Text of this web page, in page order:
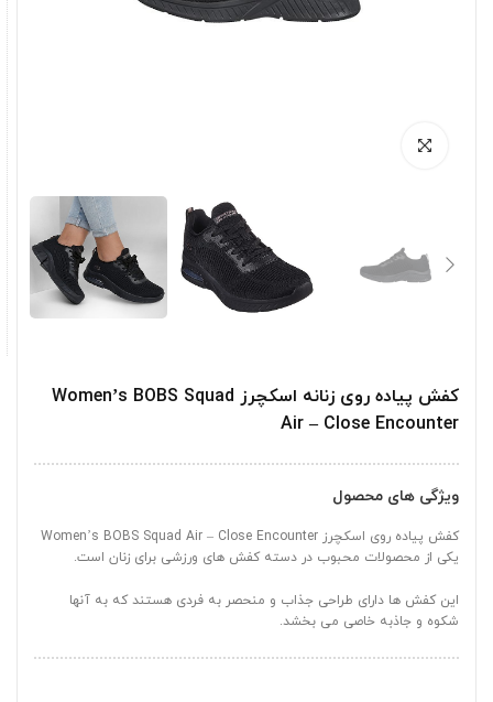
کفش پیاده روی زنانه اسکچرز Women’s BOBS Squad
Air – Close Encounter
ویژگی های محصول
کفش پیاده روی اسکچرز Women’s BOBS Squad Air – Close Encounter
یکی از محصولات محبوب در دسته کفش های ورزشی برای زنان است.
این کفش ها دارای طراحی جذاب و منحصر به فردی هستند که به آنها
شکوه و جاذبه خاصی می بخشد.